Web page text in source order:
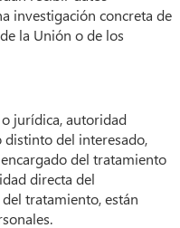
investigación concreta de
la Unión o de los
jurídica, autoridad
distinto del interesado,
del tratamiento
directa del
tratamiento, están